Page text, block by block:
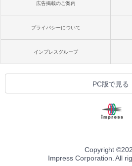
広告掲載のご案内
プライバシーについて
インプレスグループ
PC版で見る
Copyright ©
Impress Corporation. All